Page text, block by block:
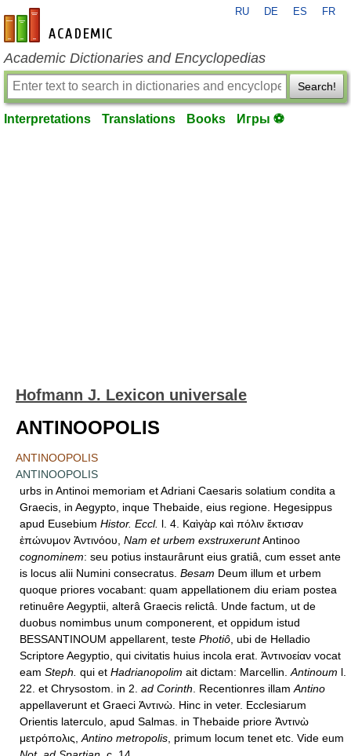
en-academic.com
RU DE ES FR
Academic Dictionaries and Encyclopedias
Search!
Interpretations Translations Books Игры ⚽
Hofmann J. Lexicon universale
ANTINOOPOLIS
ANTINOOPOLIS
ANTINOOPOLIS
urbs in Antinoi memoriam et Adriani Caesaris solatium condita a
Graecis, in Aegypto, inque Thebaide, eius regione. Hegesippus
apud Eusebium Histor. Eccl. l. 4. Καὶγὰρ καὶ πόλιν ἔκτισαν
ἐπώνυμον Ἀντινόου, Nam et urbem exstruxeruntAntinoo
cognominem: seu potius instaurârunt eius gratiâ, cum esset ante
is locus alii Numini consecratus. Besam Deum illum et urbem
quoque priores vocabant: quam appellationem diu eriam postea
retinuêre Aegyptii, alterâ Graecis relictâ. Unde factum, ut de
duobus nomimbus unum componerent, et oppidum istud
BESSANTINOUM appellarent, teste Photiô , ubi de Helladio
Scriptore Aegyptio, qui civitatis huius incola erat. Ἀντινοείαν vocat
eam Steph. qui et Hadrianopolim ait dictam: Marcellin. Antinoum l.
22. et Chrysostom. in 2. ad Corinth . Recentionres illam Antino
appellaverunt et Graeci Ἀντινὼ. Hinc in veter. Ecclesiarum
Orientis laterculo, apud Salmas. in Thebaide priore Ἀντινὼ
μετρόπολις, Antino metropolis , primum locum tenet etc. Vide eum